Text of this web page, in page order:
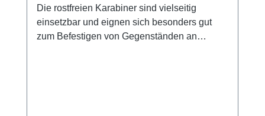
Die rostfreien Karabiner sind vielseitig
einsetzbar und eignen sich besonders gut
zum Befestigen von Gegenständen an